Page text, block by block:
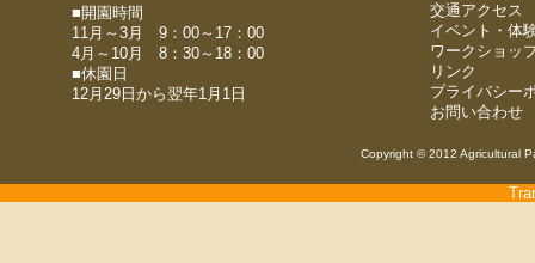
■開園時間
11月～3月 9：00～17：00
4月～10月 8：30～18：00
■休園日
12月29日から翌年1月1日
交通アクセス
イベント・体
ワークショッ
リンク
プライバシー
お問い合わせ
Copyright © 2012 Agricultural